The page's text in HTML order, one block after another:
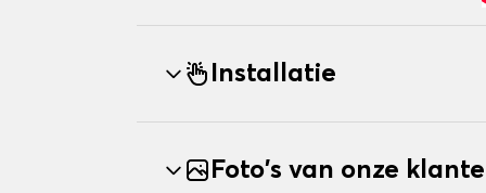
Installatie
Foto's van onze